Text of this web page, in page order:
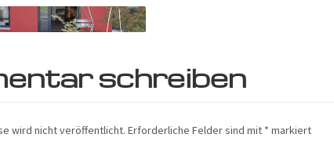
schreiben
wird nicht veröffentlicht. Erforderliche Felder sind mit * markiert